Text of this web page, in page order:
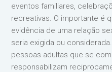
eventos familiares,
recreativas. O importante é
evidência de uma relação
seria exigida ou
pessoas adultas que se
responsabilizam